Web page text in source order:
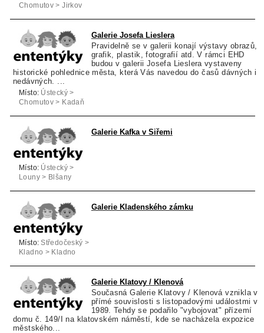
Chomutov > Jirkov
Galerie Josefa Lieslera
Pravidelně se v galerii konají výstavy obrazů,
grafik, plastik, fotografií atd. V rámci EHD
budou v galerii Josefa Lieslera vystaveny
historické pohlednice města, která Vás navedou do časů dávných i
nedávných. ...
Místo: Ústecký >
Chomutov > Kadaň
Galerie Kafka v Siřemi
Místo: Ústecký >
Louny > Blšany
Galerie Kladenského zámku
Místo: Středočeský >
Kladno > Kladno
Galerie Klatovy / Klenová
Současná Galerie Klatovy / Klenová vznikla v
přímé souvislosti s listopadovými událostmi v
1989. Tehdy se podařilo "vybojovat" přízemí
domu č. 149/I na klatovském náměstí, kde se nacházela expozice
městského...